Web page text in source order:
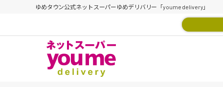
ゆめタウン公式ネットスーパーゆめデリバリー「youme delivery」